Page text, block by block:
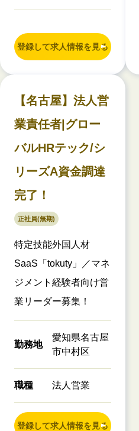
登録して求人情報を見る
【名古屋】法人営
業責任者|グロー
バルHRテック/シ
リーズA資金調達
完了！
正社員(無期)
特定技能外国人材
SaaS「tokuty」／マネ
ジメント経験者向け営
業リーダー募集！
勤務地
愛知県名古屋
市中村区
職種 法人営業
登録して求人情報を見る